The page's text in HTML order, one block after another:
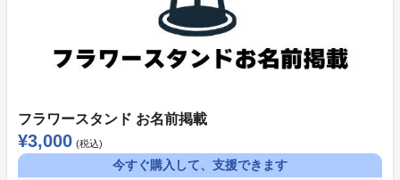
支援金の用途につきまして
達成金額に応じて、生誕祭の内容がさらに華やかにパワ
ーアップしていきます。
ゴール達成時の生誕祭制作費として使用させていただき
ます。
皆様からの温かいご支援を、心よりお待ちしておりま
フラワースタンド お名前掲載
¥3,000 (税込)
今すぐ購入して、支援できます